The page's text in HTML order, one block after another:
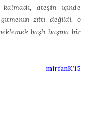
ateşin içinde
zıttı değildi, o
başlı başına bir
mirfanK’15